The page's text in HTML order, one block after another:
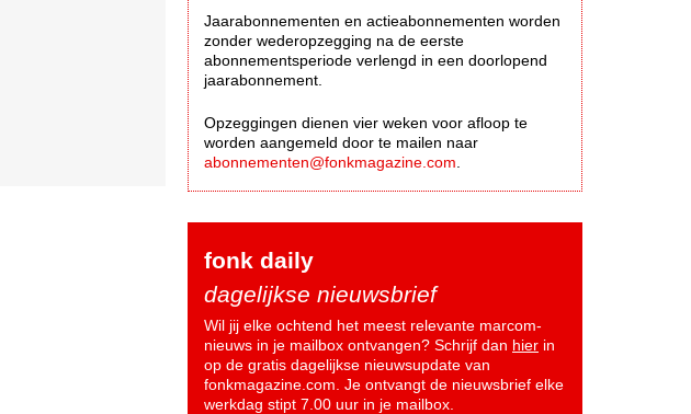
Jaarabonnementen en actieabonnementen worden
zonder wederopzegging na de eerste
abonnementsperiode verlengd in een doorlopend
jaarabonnement.
Opzeggingen dienen vier weken voor afloop te
worden aangemeld door te mailen naar
abonnementen@fonkmagazine.com
fonk daily
dagelijkse nieuwsbrief
Wil jij elke ochtend het meest relevante marcom-
nieuws in je mailbox ontvangen? Schrijf dan hier in
op de gratis dagelijkse nieuwsupdate van
fonkmagazine.com. Je ontvangt de nieuwsbrief elke
werkdag stipt 7.00 uur in je mailbox.